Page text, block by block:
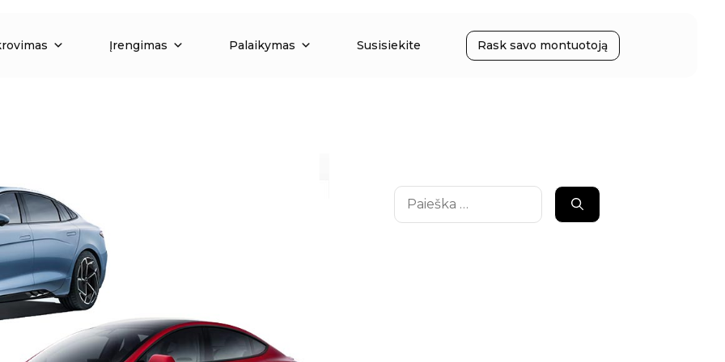
Įrengimas Palaikymas Susisiekite Rask savo montuotoją
Ieškoti: